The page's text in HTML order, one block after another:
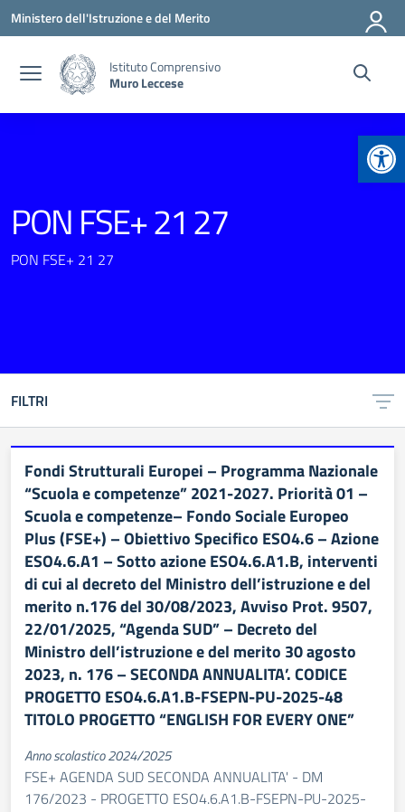
Vai ai contenuti
Vai al menu di navigazione
Vai al footer
Ministero dell'Istruzione e del Merito
Istituto Comprensivo
Muro Leccese
PON FSE+ 21 27
PON FSE+ 21 27
FILTRI
Fondi Strutturali Europei – Programma Nazionale
“Scuola e competenze” 2021-2027. Priorità 01 –
Scuola e competenze– Fondo Sociale Europeo
Plus (FSE+) – Obiettivo Specifico ESO4.6 – Azione
ESO4.6.A1 – Sotto azione ESO4.6.A1.B, interventi
di cui al decreto del Ministro dell’istruzione e del
merito n.176 del 30/08/2023, Avviso Prot. 9507,
22/01/2025, “Agenda SUD” – Decreto del
Ministro dell’istruzione e del merito 30 agosto
2023, n. 176 – SECONDA ANNUALITA’. CODICE
PROGETTO ESO4.6.A1.B-FSEPN-PU-2025-48
TITOLO PROGETTO “ENGLISH FOR EVERY ONE”
Anno scolastico 2024/2025
FSE+ AGENDA SUD SECONDA ANNUALITA' - DM
176/2023 - PROGETTO ESO4.6.A1.B-FSEPN-PU-2025-